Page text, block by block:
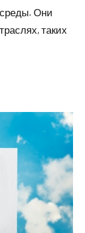
Они
таких